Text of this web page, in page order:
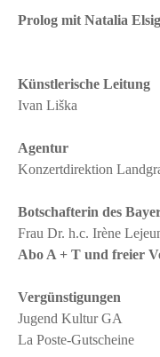
Prolog mit Natalia
Künstlerische Leitung
Ivan Liška
Agentur
Konzertdirektion
Botschafterin des
Frau Dr. h.c. Irène
Abo A + T und freier
Vergünstigungen
Jugend Kultur GA
La Poste-Gutscheine